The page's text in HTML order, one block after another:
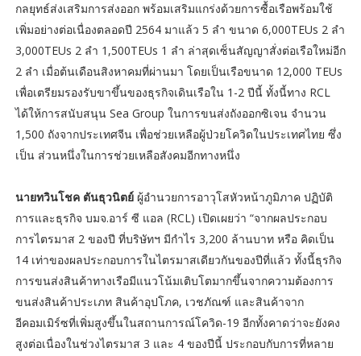
กลยุทธ์ส่งเสริมการส่งออก พร้อมเสริมแกร่งด้วยการซื้อเรือพร้อมใช้
เพิ่มอย่างต่อเนื่องตลอดปี 2564 มาแล้ว 5 ลำ ขนาด 6,000TEUs 2 ลำ
3,000TEUs 2 ลำ 1,500TEUs 1 ลำ ล่าสุดเซ็นสัญญาสั่งต่อเรือใหม่อีก
2 ลำ เมื่อต้นเดือนสิงหาคมที่ผ่านมา โดยเป็นเรือขนาด 12,000 TEUs
เพื่อเตรียมรองรับขาขึ้นของธุรกิจเดินเรือใน 1-2 ปีนี้ ทั้งนี้ทาง RCL
ได้ให้การสนับสนุน Sea Group ในการขนส่งถังออกซิเจน จำนวน
1,500 ถังจากประเทศจีน เพื่อช่วยเหลือผู้ป่วยโควิดในประเทศไทย ซึ่ง
เป็น ส่วนหนึ่งในการช่วยเหลือสังคมอีกทางหนึ่ง
นายทวินโชค ตันธุวนิตย์ผู้อำนวยการอาวุโสหัวหน้าภูมิภาค ปฏิบัติ
การและธุรกิจ บมจ.อาร์ ซี แอล (RCL) เปิดเผยว่า “จากผลประกอบ
การไตรมาส 2 ของปี ที่บริษัทฯ มีกำไร 3,200 ล้านบาท หรือ คิดเป็น
14 เท่าของผลประกอบการในไตรมาสเดียวกันของปีที่แล้ว ทั้งนี้ธุรกิจ
การขนส่งสินค้าทางเรือมีแนวโน้มเติบโตมากขึ้นจากความต้องการ
ขนส่งสินค้าประเภท สินค้าอุปโภค, เวชภัณฑ์ และสินค้าจาก
อีคอมเมิร์ซที่เพิ่มสูงขึ้นในสถานการณ์โควิด-19 อีกทั้งคาดว่าจะยังคง
สูงต่อเนื่องในช่วงไตรมาส 3 และ 4 ของปีนี้ ประกอบกับการที่หลาย